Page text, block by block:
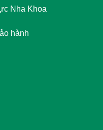
Nha Khoa
hành